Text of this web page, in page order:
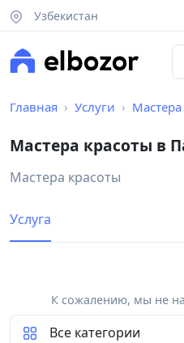
Узбекистан
Главная Услуги
Мастера красоты в
Мастера красоты
Услуга
К сожалению, мы не
Все категории